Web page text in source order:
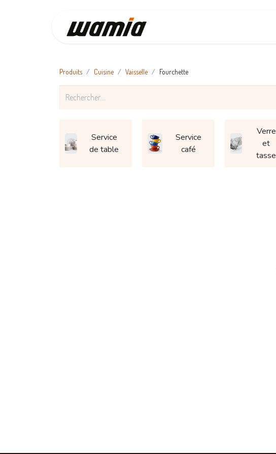
Produits Cuisine Vaisselle Fourchette
Service
de table
Service
café
Verre
et
tasse